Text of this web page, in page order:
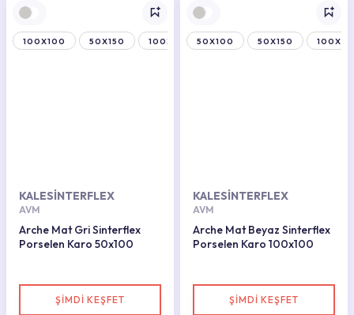
100X100 50X150 100X150
KALESİNTERFLEX
AVM
Arche Mat Gri Sinterflex
Porselen Karo 50x100
ŞİMDİ KEŞFET
50X100 50X150
KALESİNTERFLEX
AVM
Arche Mat Beyaz Sinterflex
Porselen Karo 100x100
ŞİMDİ KEŞFET